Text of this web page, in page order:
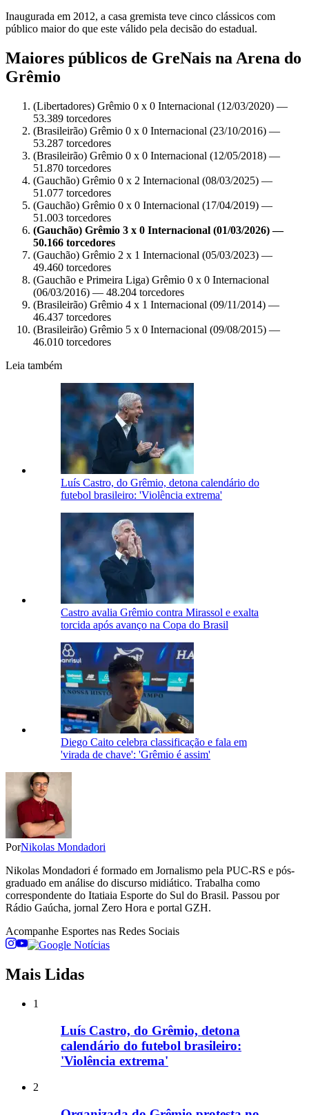
Inaugurada em 2012, a casa gremista teve cinco clássicos com
público maior do que este válido pela decisão do estadual.
Maiores públicos de GreNais na Arena do
Grêmio
(Libertadores) Grêmio 0 x 0 Internacional (12/03/2020) —
53.389 torcedores
(Brasileirão) Grêmio 0 x 0 Internacional (23/10/2016) —
53.287 torcedores
(Brasileirão) Grêmio 0 x 0 Internacional (12/05/2018) —
51.870 torcedores
(Gauchão) Grêmio 0 x 2 Internacional (08/03/2025) —
51.077 torcedores
(Gauchão) Grêmio 0 x 0 Internacional (17/04/2019) —
51.003 torcedores
(Gauchão) Grêmio 3 x 0 Internacional (01/03/2026) —
50.166 torcedores
(Gauchão) Grêmio 2 x 1 Internacional (05/03/2023) —
49.460 torcedores
(Gauchão e Primeira Liga) Grêmio 0 x 0 Internacional
(06/03/2016) — 48.204 torcedores
(Brasileirão) Grêmio 4 x 1 Internacional (09/11/2014) —
46.437 torcedores
(Brasileirão) Grêmio 5 x 0 Internacional (09/08/2015) —
46.010 torcedores
Leia também
Luís Castro, do Grêmio, detona calendário do
futebol brasileiro: 'Violência extrema'
Castro avalia Grêmio contra Mirassol e exalta
torcida após avanço na Copa do Brasil
Diego Caito celebra classificação e fala em
'virada de chave': 'Grêmio é assim'
PorNikolas Mondadori
Nikolas Mondadori é formado em Jornalismo pela PUC-RS e pós-
graduado em análise do discurso midiático. Trabalha como
correspondente do Itatiaia Esporte do Sul do Brasil. Passou por
Rádio Gaúcha, jornal Zero Hora e portal GZH.
Acompanhe Esportes nas Redes Sociais
Mais Lidas
1
Luís Castro, do Grêmio, detona
calendário do futebol brasileiro:
'Violência extrema'
2